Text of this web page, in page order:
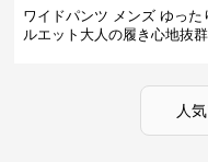
ワイドパンツ メンズ ゆった
ルエット大人の履き心地抜
人